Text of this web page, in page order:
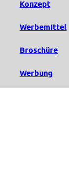
Konzept
Werbemittel
Broschüre
Werbung